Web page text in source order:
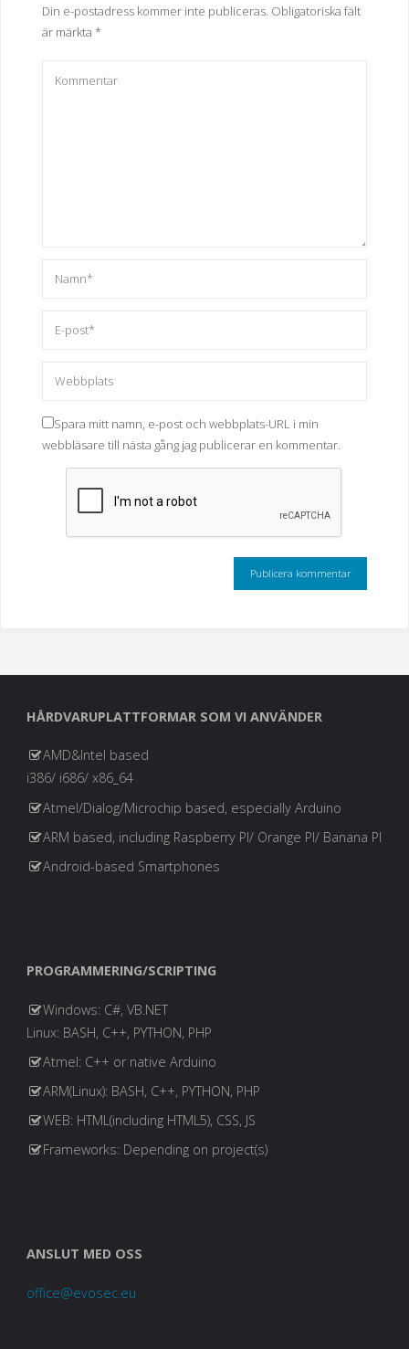
Din e-postadress kommer inte publiceras. Obligatoriska fält
är märkta *
Spara mitt namn, e-post och webbplats-URL i min
webbläsare till nästa gång jag publicerar en kommentar.
HÅRDVARUPLATTFORMAR SOM VI ANVÄNDER
AMD&Intel based
i386/ i686/ x86_64
Atmel/Dialog/Microchip based, especially Arduino
ARM based, including Raspberry PI/ Orange PI/ Banana PI
Android-based Smartphones
PROGRAMMERING/SCRIPTING
Windows: C#, VB.NET
Linux: BASH, C++, PYTHON, PHP
Atmel: C++ or native Arduino
ARM(Linux): BASH, C++, PYTHON, PHP
WEB: HTML(including HTML5), CSS, JS
Frameworks: Depending on project(s)
ANSLUT MED OSS
office@evosec.eu